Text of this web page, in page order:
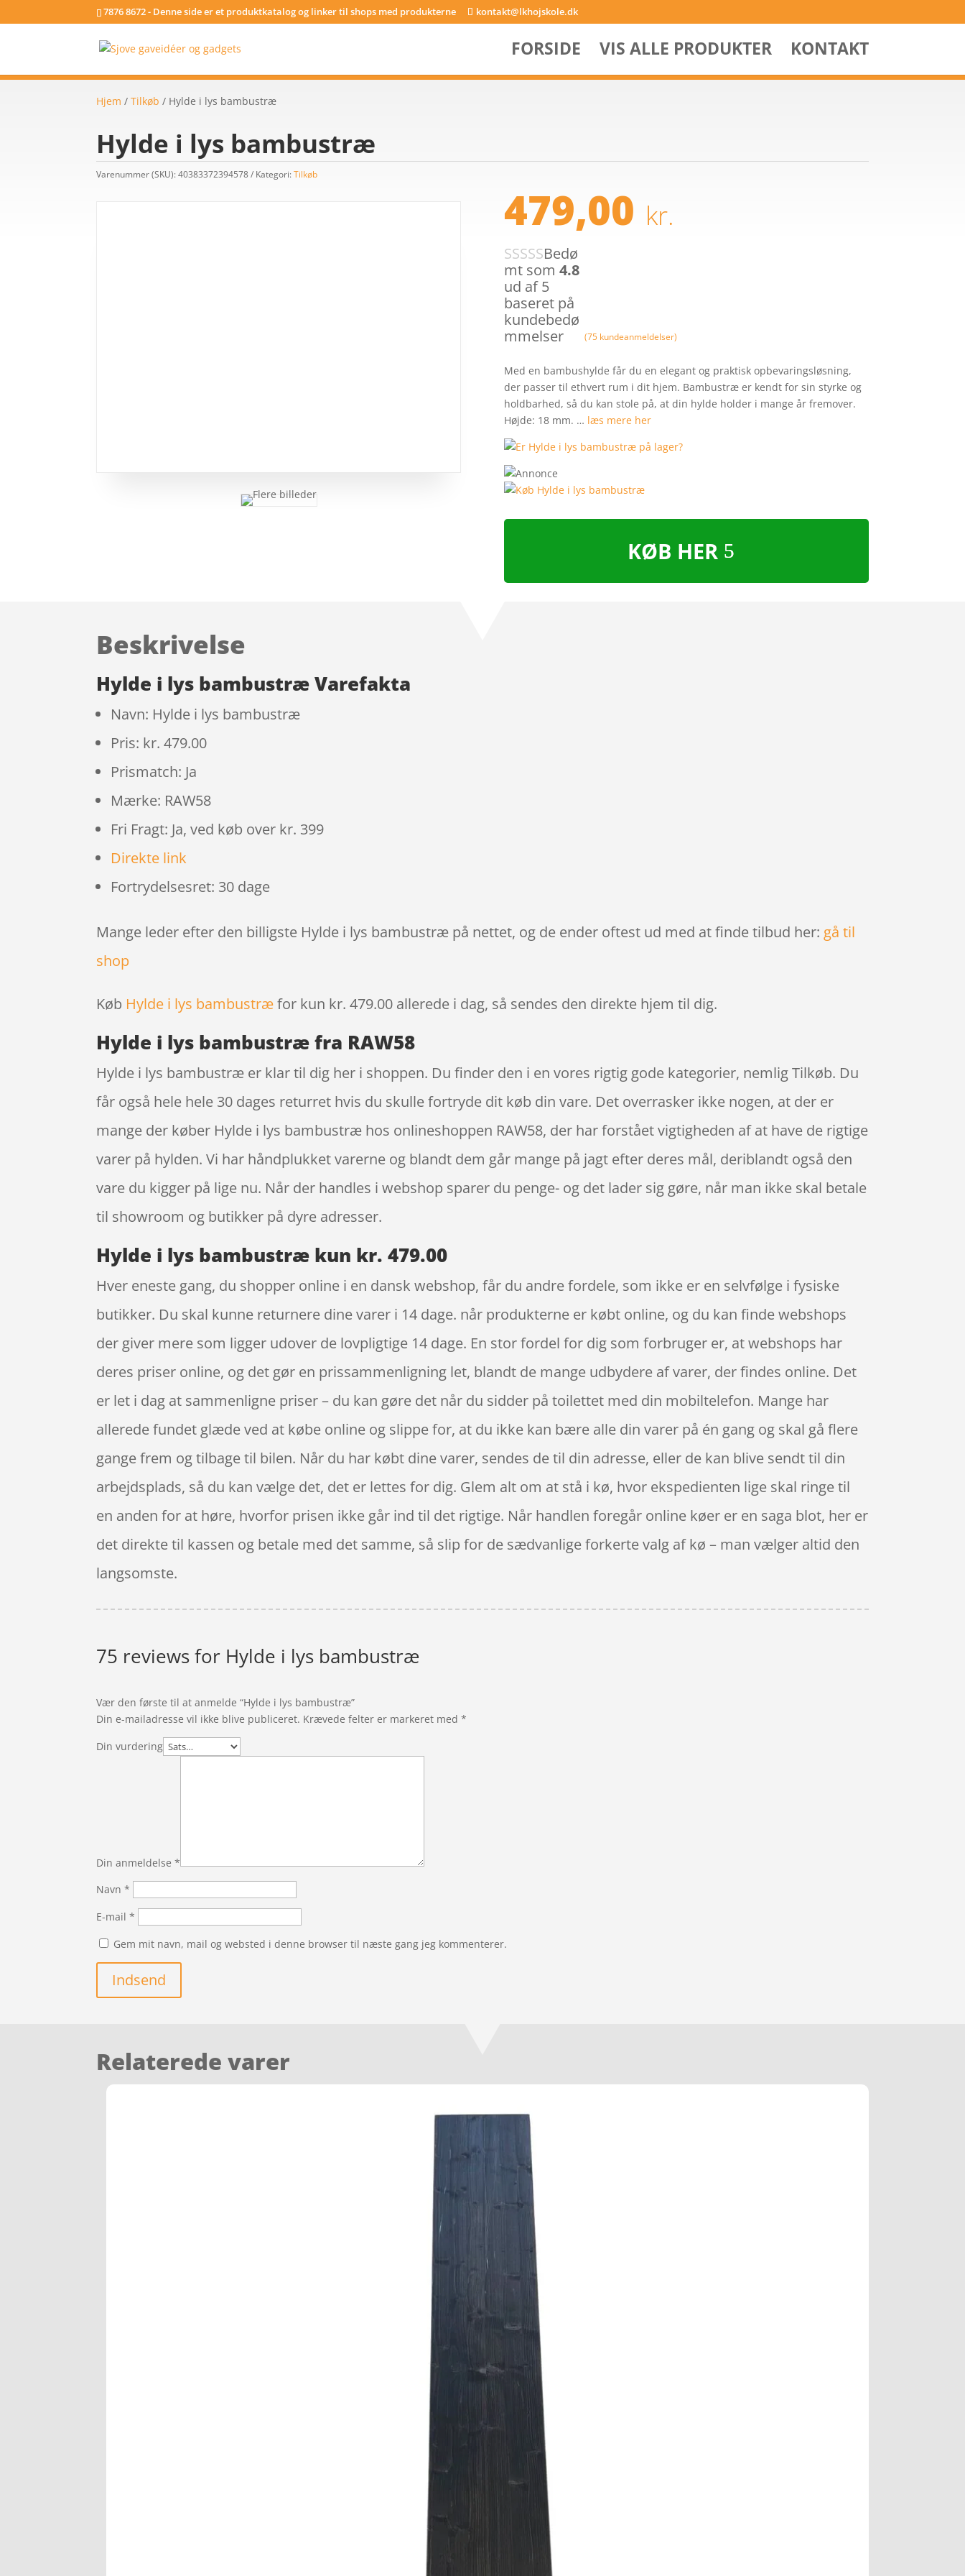
7876 8672 - Denne side er et produktkatalog og linker til shops med produkterne kontakt@lkhojskole.dk
FORSIDE VIS ALLE PRODUKTER KONTAKT
Hjem /Tilkøb / Hylde i lys bambustræ
Hylde i lys bambustræ
Varenummer (SKU):40383372394578 Kategori:Tilkøb
479,00 kr.
Bedø
mt som 4.8
ud af 5
baseret på
kundebedø
mmelser
(75kundeanmeldelser)
Med en bambushylde får du en elegant og praktisk opbevaringsløsning,
der passer til ethvert rum i dit hjem. Bambustræ er kendt for sin styrke og
holdbarhed, så du kan stole på, at din hylde holder i mange år fremover.
Højde: 18 mm. … læs mere her
KØB HER
Beskrivelse
Hylde i lys bambustræ Varefakta
Navn: Hylde i lys bambustræ
Pris: kr. 479.00
Prismatch: Ja
Mærke: RAW58
Fri Fragt: Ja, ved køb over kr. 399
Direkte link
Fortrydelsesret: 30 dage
Mange leder efter den billigste Hylde i lys bambustræ på nettet, og de ender oftest ud med at finde tilbud her: gå til
shop
Køb Hylde i lys bambustræfor kun kr. 479.00 allerede i dag, så sendes den direkte hjem til dig.
Hylde i lys bambustræ fra RAW58
Hylde i lys bambustræ er klar til dig her i shoppen. Du finder den i en vores rigtig gode kategorier, nemlig Tilkøb. Du
får også hele hele 30 dages returret hvis du skulle fortryde dit køb din vare. Det overrasker ikke nogen, at der er
mange der køber Hylde i lys bambustræ hos onlineshoppen RAW58, der har forstået vigtigheden af at have de rigtige
varer på hylden. Vi har håndplukket varerne og blandt dem går mange på jagt efter deres mål, deriblandt også den
vare du kigger på lige nu. Når der handles i webshop sparer du penge- og det lader sig gøre, når man ikke skal betale
til showroom og butikker på dyre adresser.
Hylde i lys bambustræ kun kr. 479.00
Hver eneste gang, du shopper online i en dansk webshop, får du andre fordele, som ikke er en selvfølge i fysiske
butikker. Du skal kunne returnere dine varer i 14 dage. når produkterne er købt online, og du kan finde webshops
der giver mere som ligger udover de lovpligtige 14 dage. En stor fordel for dig som forbruger er, at webshops har
deres priser online, og det gør en prissammenligning let, blandt de mange udbydere af varer, der findes online. Det
er let i dag at sammenligne priser – du kan gøre det når du sidder på toilettet med din mobiltelefon. Mange har
allerede fundet glæde ved at købe online og slippe for, at du ikke kan bære alle din varer på én gang og skal gå flere
gange frem og tilbage til bilen. Når du har købt dine varer, sendes de til din adresse, eller de kan blive sendt til din
arbejdsplads, så du kan vælge det, det er lettes for dig. Glem alt om at stå i kø, hvor ekspedienten lige skal ringe til
en anden for at høre, hvorfor prisen ikke går ind til det rigtige. Når handlen foregår online køer er en saga blot, her er
det direkte til kassen og betale med det samme, så slip for de sædvanlige forkerte valg af kø – man vælger altid den
langsomste.
75 reviews for Hylde i lys bambustræ
Vær den første til at anmelde “Hylde i lys bambustræ”
Din e-mailadresse vil ikke blive publiceret. Krævede felter er markeret med*
Din vurdering
Din anmeldelse*
Navn*
E-mail*
Gem mit navn, mail og websted i denne browser til næste gang jeg kommenterer.
Indsend
Relaterede varer